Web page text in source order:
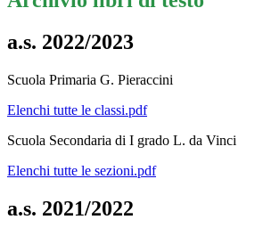
a.s. 2022/2023
Scuola Primaria G. Pieraccini
Elenchi tutte le classi.pdf
Scuola Secondaria di I grado L. da Vinci
Elenchi tutte le sezioni.pdf
a.s. 2021/2022